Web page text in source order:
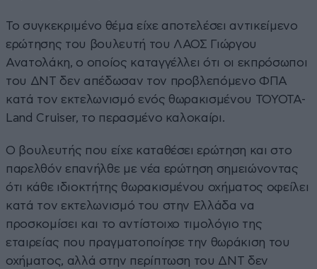
Το συγκεκριμένο θέμα είχε αποτελέσει αντικείμενο
ερώτησης του βουλευτή του ΛΑΟΣ Γιώργου
Ανατολάκη, ο οποίος καταγγέλλει ότι οι εκπρόσωποι
του ΔΝΤ δεν απέδωσαν τον προβλεπόμενο ΦΠΑ
κατά τον εκτελωνισμό ενός θωρακισμένου TOYOTA-
Land Cruiser, το περασμένο καλοκαίρι.
Ο βουλευτής που είχε καταθέσει ερώτηση και στο
παρελθόν επανήλθε με νέα ερώτηση σημειώνοντας
ότι κάθε ιδιοκτήτης θωρακισμένου οχήματος οφείλει
κατά τον εκτελωνισμό του στην Ελλάδα να
προσκομίσει και το αντίστοιχο τιμολόγιο της
εταιρείας που πραγματοποίησε την θωράκιση του
οχήματος, αλλά στην περίπτωση του ΔΝΤ δεν